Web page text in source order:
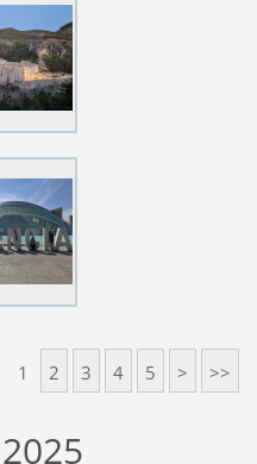
1 2 3 4 5 > >>